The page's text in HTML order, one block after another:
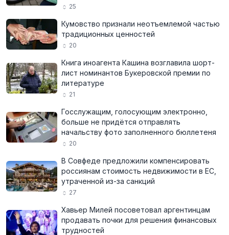
25
Кумовство признали неотъемлемой частью
традиционных ценностей
20
Книга иноагента Кашина возглавила шорт-
лист номинантов Букеровской премии по
литературе
21
Госслужащим, голосующим электронно,
больше не придётся отправлять
начальству фото заполненного бюллетеня
20
В Совфеде предложили компенсировать
россиянам стоимость недвижимости в ЕС,
утраченной из-за санкций
27
Хавьер Милей посоветовал аргентинцам
продавать почки для решения финансовых
трудностей